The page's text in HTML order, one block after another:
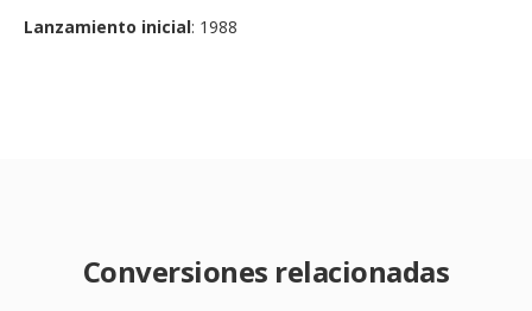
Lanzamiento inicial: 1988
Conversiones relacionadas